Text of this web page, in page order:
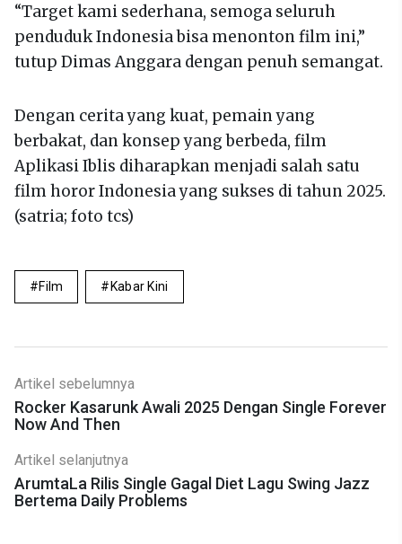
“Target kami sederhana, semoga seluruh
penduduk Indonesia bisa menonton film ini,”
tutup Dimas Anggara dengan penuh semangat.
Dengan cerita yang kuat, pemain yang
berbakat, dan konsep yang berbeda, film
Aplikasi Iblis diharapkan menjadi salah satu
film horor Indonesia yang sukses di tahun 2025.
(satria; foto tcs)
Film Kabar Kini
Artikel sebelumnya
Rocker Kasarunk Awali 2025 Dengan Single Forever
Now And Then
Artikel selanjutnya
ArumtaLa Rilis Single Gagal Diet Lagu Swing Jazz
Bertema Daily Problems